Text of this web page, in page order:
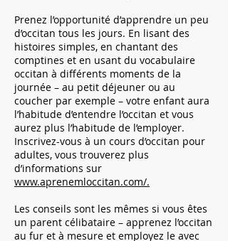
Prenez l’opportunité d’apprendre un peu
d’occitan tous les jours. En lisant des
histoires simples, en chantant des
comptines et en usant du vocabulaire
occitan à différents moments de la
journée – au petit déjeuner ou au
coucher par exemple – votre enfant aura
l’habitude d’entendre l’occitan et vous
aurez plus l’habitude de l’employer.
Inscrivez-vous à un cours d’occitan pour
adultes, vous trouverez plus
d’informations sur
www.aprenemloccitan.com/.
Les conseils sont les mêmes si vous êtes
un parent célibataire – apprenez l’occitan
au fur et à mesure et employez le avec